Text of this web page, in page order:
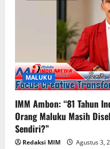
MALUKU
IMM Ambon: “81 Tahun
Orang Maluku Masih
Sendiri?”
Redaksi MIM Agustus 3,